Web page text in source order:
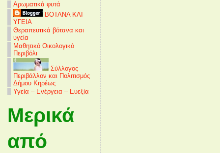
Αρωματικά φυτά
ΒΟΤΑΝΑ ΚΑΙ
ΥΓΕΙΑ
Θεραπευτικά βότανα και
υγεία
Μαθητικό Οικολογικό
Περιβόλι
Σύλλογος
Περιβάλλον και Πολιτισμός
Δήμου Κηρέως
Υγεία – Ενέργεια – Ευεξία
Μερικά
από